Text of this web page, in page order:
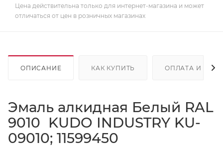
Цена действительна только для интернет-магазина и может
отличаться от цен в розничных магазинах
ОПИСАНИЕ КАК КУПИТЬ ОПЛАТА И
Эмаль алкидная Белый RAL
9010 KUDO INDUSTRY KU-
09010; 11599450